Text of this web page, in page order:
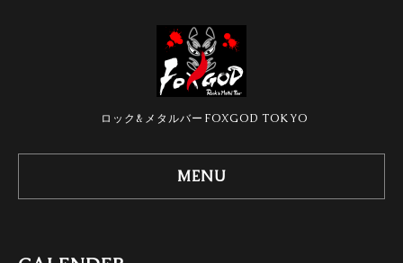
ロック&メタルバーFOXGOD TOKYO
MENU